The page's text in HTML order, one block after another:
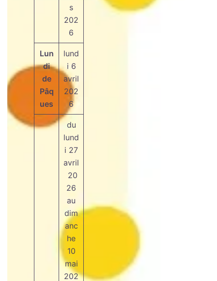
s
202
6
Lun
di
de
Pâq
ues
lund
i 6
avril
202
6
du
lund
i 27
avril
20
26
au
dim
anc
he
10
mai
202